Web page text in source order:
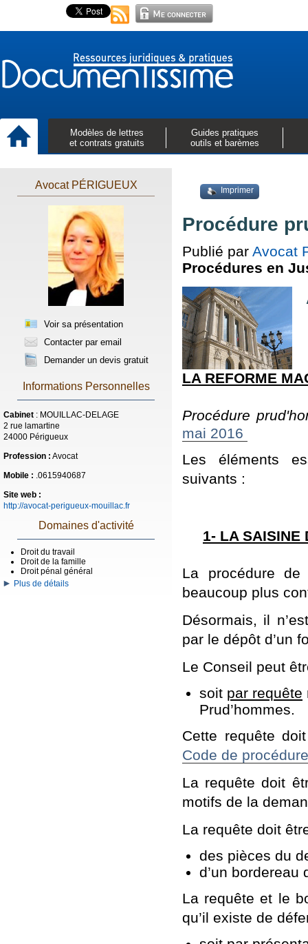
Modèles de lettres
et contrats gratuits
Guides pratiques
outils et barèmes
Avocat PÉRIGUEUX
Voir sa présentation
Contacter par email
Demander un devis gratuit
Informations Personnelles
Cabinet : MOUILLAC-DELAGE
2 rue lamartine
24000 Périgueux
Profession : Avocat
Mobile : .0615940687
Site web :
http://avocat-perigueux-mouillac.fr
Domaines d'activité
Droit du travail
Droit de la famille
Droit pénal général
Plus de détails
Imprimer
Procédure
Publié par Avocat
Procédures en
LA REFORME
Procédure
mai 2016
Les éléments
suivants :
1- LA SAISINE
La procédure de
beaucoup plus
Désormais, il
par le dépôt d’un
Le Conseil peut
soit par requête
Prud’hommes.
Cette requête
Code de
La requête doit
motifs de la
La requête doit
des pièces du
d’un bordereau
La requête et le
qu’il existe de